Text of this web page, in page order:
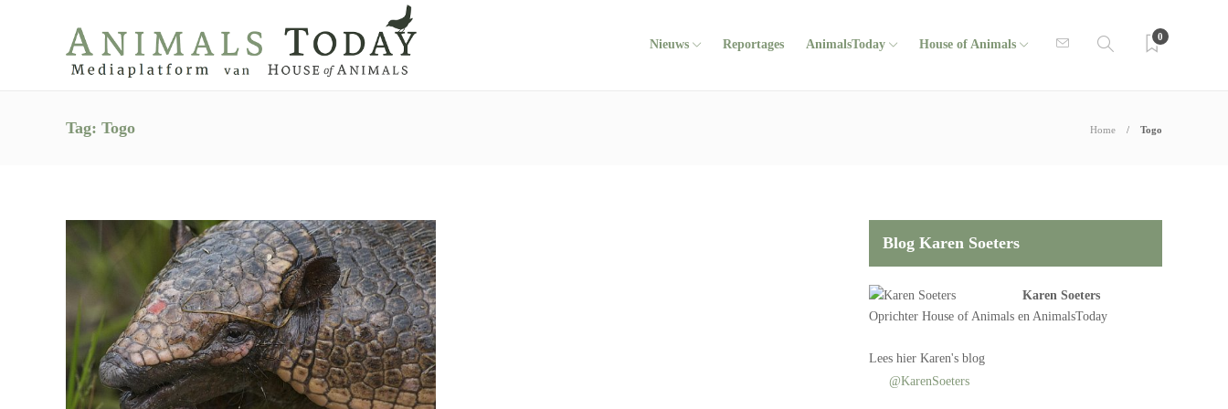
Nieuws Reportages AnimalsToday House of Animals
0
Tag: Togo Home Togo
Blog Karen Soeters
Karen Soeters
OprichterHouse of Animals en AnimalsToday
Leeshier Karen's blog
@KarenSoeters